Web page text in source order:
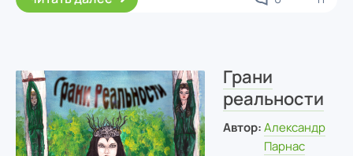
Грани
реальности
Автор: Александр
Парнас